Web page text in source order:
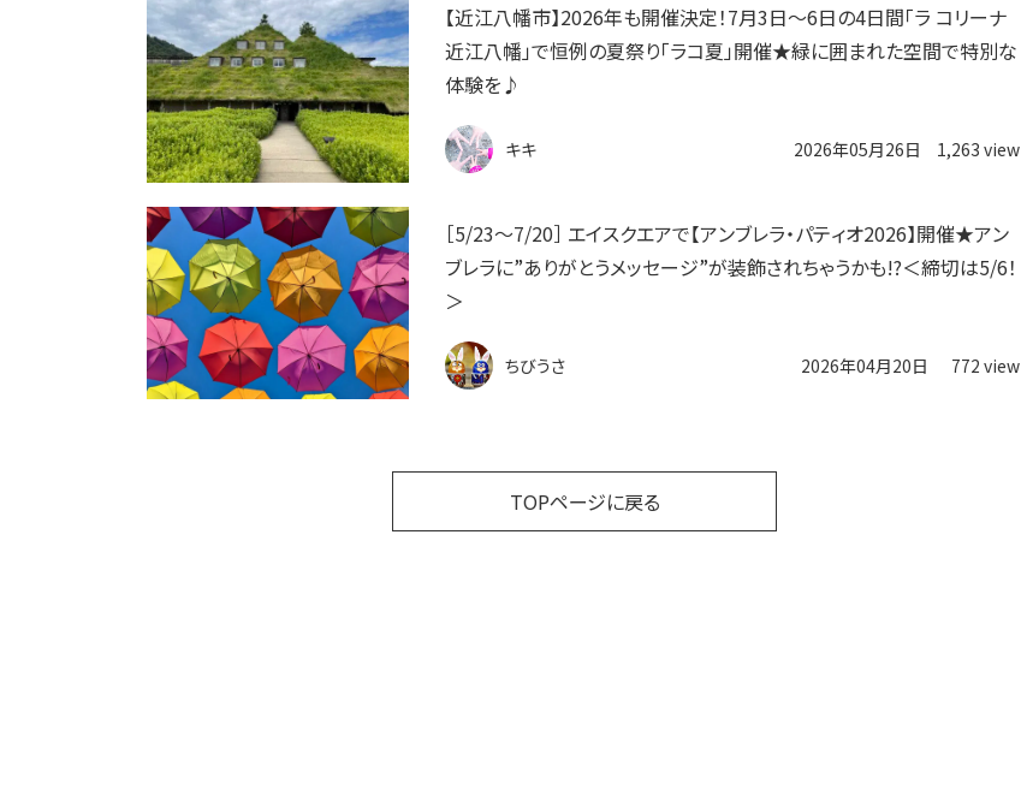
【近江八幡市】2026年も開催決定！7月3日〜6日の4日間「ラ コリーナ
近江八幡」で恒例の夏祭り「ラコ夏」開催★緑に囲まれた空間で特別な
体験を♪
キキ 2026年05月26日 1,263 view
［5/23〜7/20］ エイスクエアで【アンブレラ・パティオ2026】開催★アン
ブレラに”ありがとうメッセージ”が装飾されちゃうかも!?＜締切は5/6！
＞
ちびうさ 2026年04月20日 772 view
TOPページに戻る